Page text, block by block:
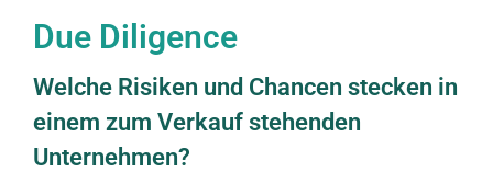
Due Diligence
Welche Risiken und Chancen stecken in
einem zum Verkauf stehenden
Unternehmen?